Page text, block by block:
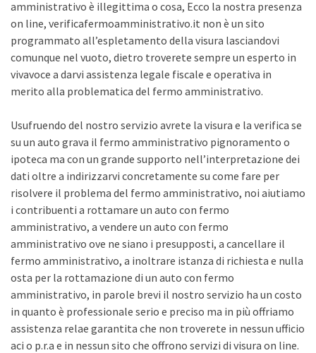
amministrativo è illegittima o cosa, Ecco la nostra presenza
on line, verificafermoamministrativo.it non è un sito
programmato all’espletamento della visura lasciandovi
comunque nel vuoto, dietro troverete sempre un esperto in
vivavoce a darvi assistenza legale fiscale e operativa in
merito alla problematica del fermo amministrativo.
Usufruendo del nostro servizio avrete la visura e la verifica se
su un auto grava il fermo amministrativo pignoramento o
ipoteca ma con un grande supporto nell’interpretazione dei
dati oltre a indirizzarvi concretamente su come fare per
risolvere il problema del fermo amministrativo, noi aiutiamo
i contribuenti a rottamare un auto con fermo
amministrativo, a vendere un auto con fermo
amministrativo ove ne siano i presupposti, a cancellare il
fermo amministrativo, a inoltrare istanza di richiesta e nulla
osta per la rottamazione di un auto con fermo
amministrativo, in parole brevi il nostro servizio ha un costo
in quanto è professionale serio e preciso ma in più offriamo
assistenza relae garantita che non troverete in nessun ufficio
aci o p.r.a e in nessun sito che offrono servizi di visura on line.